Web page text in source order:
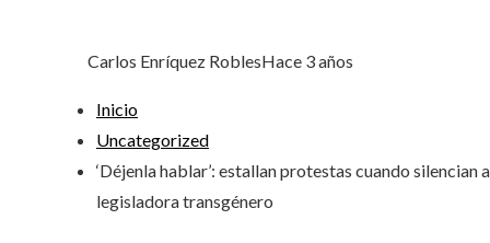
Carlos Enríquez RoblesHace 3 años
Inicio
Uncategorized
‘Déjenla hablar’: estallan protestas cuando silencian a
legisladora transgénero